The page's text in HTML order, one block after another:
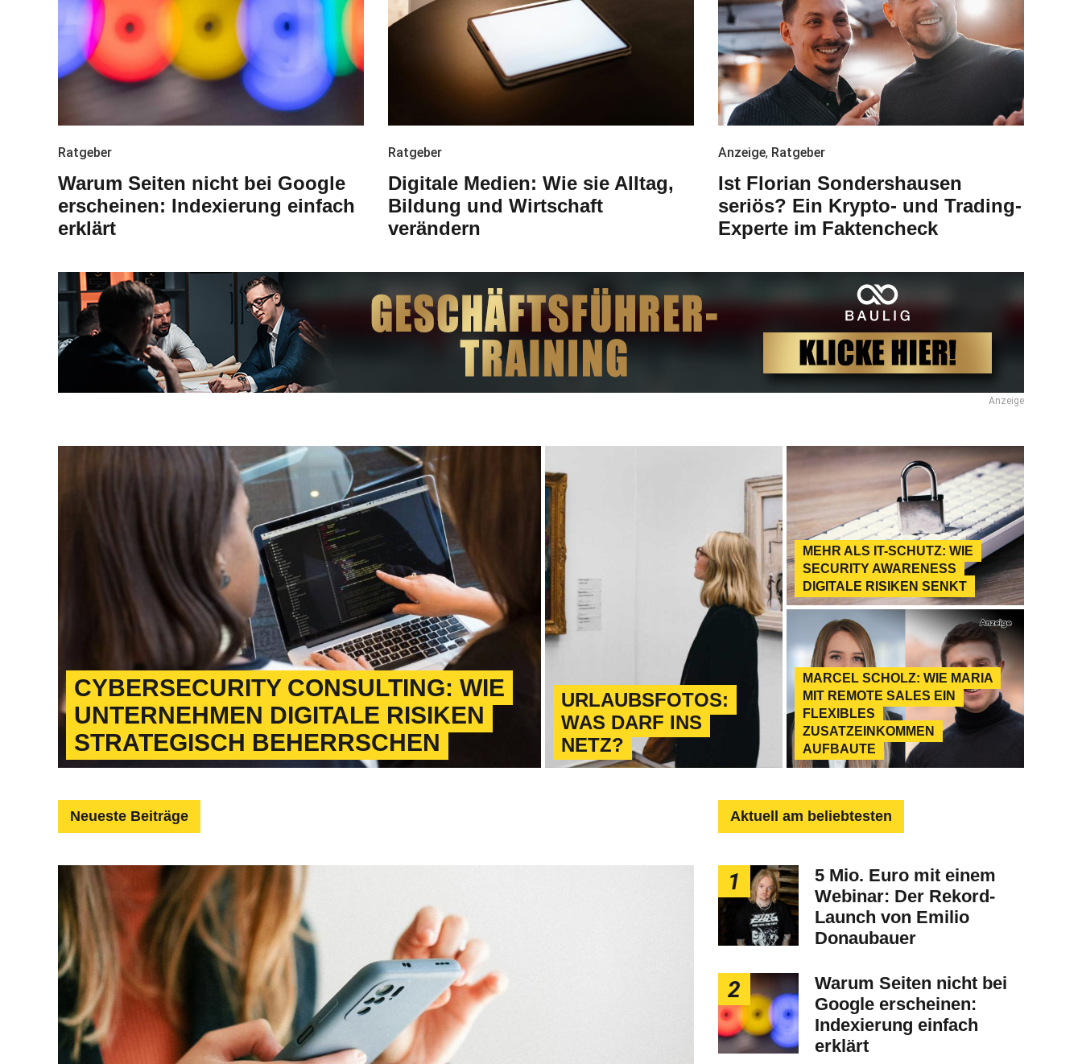
Ratgeber
Warum Seiten nicht bei Google
erscheinen: Indexierung einfach
erklärt
Ratgeber
Digitale Medien: Wie sie Alltag,
Bildung und Wirtschaft
verändern
Anzeige, Ratgeber
Ist Florian Sondershausen
seriös? Ein Krypto- und Trading-
Experte im Faktencheck
Anzeige
CYBERSECURITY CONSULTING: WIE
UNTERNEHMEN DIGITALE RISIKEN
STRATEGISCH BEHERRSCHEN
URLAUBSFOTOS:
WAS DARF INS
NETZ?
MEHR ALS IT-SCHUTZ: WIE
SECURITY AWARENESS
DIGITALE RISIKEN SENKT
MARCEL SCHOLZ: WIE MARIA
MIT REMOTE SALES EIN
FLEXIBLES
ZUSATZEINKOMMEN
AUFBAUTE
Neueste Beiträge Aktuell am beliebtesten
1
5 Mio. Euro mit einem
Webinar: Der Rekord-
Launch von Emilio
Donaubauer
2
Warum Seiten nicht bei
Google erscheinen:
Indexierung einfach
erklärt